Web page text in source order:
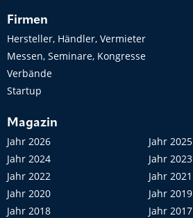
Firmen
Hersteller, Händler, Vermieter
Messen, Seminare, Kongresse
Verbände
Startup
Magazin
Jahr 2026
Jahr 2025
Jahr 2024
Jahr 2023
Jahr 2022
Jahr 2021
Jahr 2020
Jahr 2019
Jahr 2018
Jahr 2017